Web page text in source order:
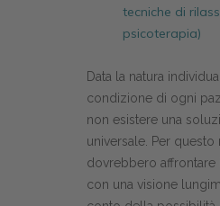
tecniche di
psicoterapia)
Data la natura
condizione di ogni
non esistere una
universale. Per
dovrebbero affrontare
con una visione